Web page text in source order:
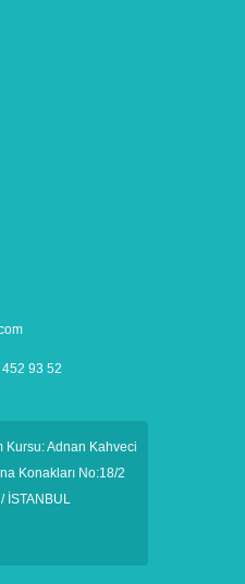
93 52
Adnan Kahveci
Konakları No:18/2
İSTANBUL